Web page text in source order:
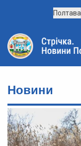
Полтава
Новини